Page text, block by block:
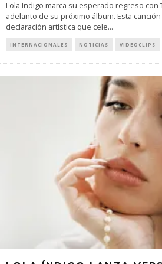
Lola Indigo marca su esperado regreso con
adelanto de su próximo álbum. Esta
declaración artística que cele...
INTERNACIONALES NOTICIAS VIDEOCLIPS